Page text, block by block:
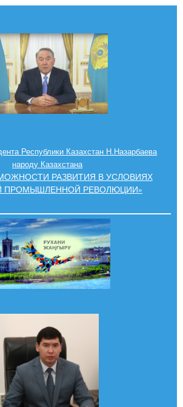
Республики Казахстан Н.Назарбаева
народу Казахстана
РАЗВИТИЯ В УСЛОВИЯХ
ПРОМЫШЛЕННОЙ РЕВОЛЮЦИИ»